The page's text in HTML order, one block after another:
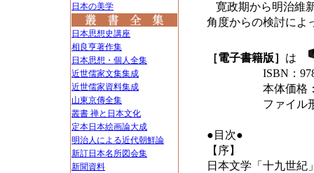
日本の美学
日本思想史講座
相良亨著作集
日本思想・個人全集
近世儒家文集集成
近世儒家資料集成
山東京傳全集
叢書 禅と日本文化
定本日本絵画論大成
明治人による近代朝鮮論
新訂日本名所図会集
新聞資料
寛政期から明治維
角度からの検討によ
［電子書籍版］ は
ISBN：978-4-
本体価格：
ファイル形式：
●目次●
【序】
日本文学「十九世